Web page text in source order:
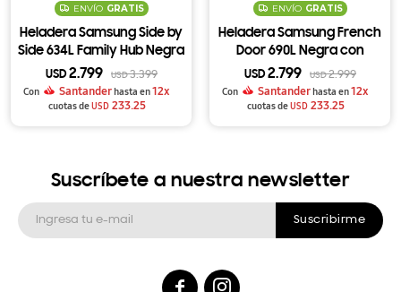
ENVÍO GRATIS
Heladera Samsung Side by
Side 634L Family Hub Negra
con Dispensador
RS58T5561B1
USD 2.799 USD3.399
Con
Santanderhasta en12x
cuotas deUSD 233.25
ENVÍO GRATIS
Heladera Samsung French
Door 690L Negra con
SpaceMax, Doble Fábrica de
Hielo y Dispensador
RF32CG5410B1
USD 2.799 USD2.999
Con
Santanderhasta en12x
cuotas deUSD 233.25
Suscríbete a nuestra newsletter
Suscribirme
 